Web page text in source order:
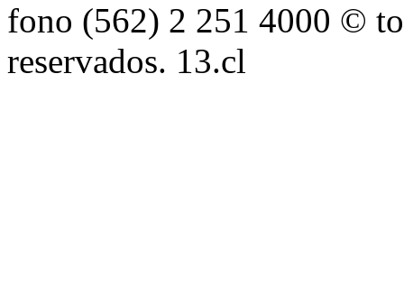
fono (562) 2 251 4000 ©
reservados. 13.cl